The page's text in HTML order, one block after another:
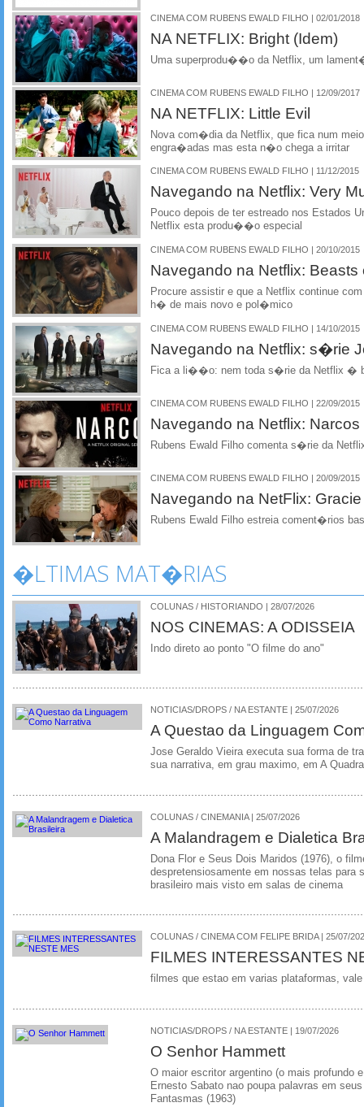
CINEMA COM RUBENS EWALD FILHO | 02/01/2018
NA NETFLIX: Bright (Idem)
Uma superprodu��o da Netflix, um
CINEMA COM RUBENS EWALD FILHO | 12/09/2017
NA NETFLIX: Little Evil
Nova com�dia da Netflix, que fica num
engra�adas mas esta n�o chega a irritar
CINEMA COM RUBENS EWALD FILHO | 11/12/2015
Navegando na Netflix: Very
Pouco depois de ter estreado nos Estados
Netflix esta produ��o especial
CINEMA COM RUBENS EWALD FILHO | 20/10/2015
Navegando na Netflix: Beasts
Procure assistir e que a Netflix continue
h� de mais novo e pol�mico
CINEMA COM RUBENS EWALD FILHO | 14/10/2015
Navegando na Netflix: s�rie
Fica a li��o: nem toda s�rie da Netflix �
CINEMA COM RUBENS EWALD FILHO | 22/09/2015
Navegando na Netflix: Narcos
Rubens Ewald Filho comenta s�rie da
CINEMA COM RUBENS EWALD FILHO | 20/09/2015
Navegando na NetFlix:
Rubens Ewald Filho estreia coment�rios
�LTIMAS MAT�RIAS
COLUNAS / HISTORIANDO | 28/07/2026
NOS CINEMAS: A ODISSEIA
Indo direto ao ponto "O filme do ano"
NOTICIAS/DROPS / NA ESTANTE | 25/07/2026
A Questao da Linguagem
Jose Geraldo Vieira executa sua forma de
sua narrativa, em grau maximo, em A
COLUNAS / CINEMANIA | 25/07/2026
A Malandragem e Dialetica
Dona Flor e Seus Dois Maridos (1976), o
despretensiosamente em nossas telas para
brasileiro mais visto em salas de cinema
COLUNAS / CINEMA COM FELIPE BRIDA | 25/07/
FILMES INTERESSANTES
filmes que estao em varias plataformas,
NOTICIAS/DROPS / NA ESTANTE | 19/07/2026
O Senhor Hammett
O maior escritor argentino (o mais profundo
Ernesto Sabato nao poupa palavras em
Fantasmas (1963)